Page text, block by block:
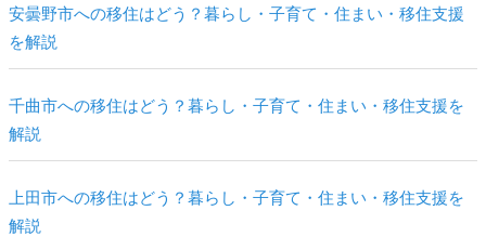
安曇野市への移住はどう？暮らし・子育て・住まい・移住支援
を解説
千曲市への移住はどう？暮らし・子育て・住まい・移住支援を
解説
上田市への移住はどう？暮らし・子育て・住まい・移住支援を
解説